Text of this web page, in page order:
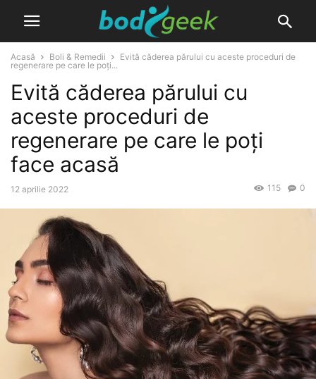
Acasă Boli & Remedii
Evită căderea părului cu aceste proceduri de
regenerare pe care le poți...
Evită căderea părului cu
aceste proceduri de
regenerare pe care le poți
face acasă
12 aprilie 2022 0
115